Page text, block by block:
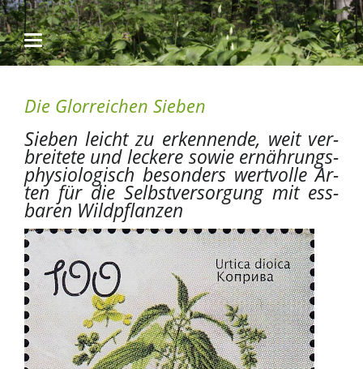
Die Glor­reichen Sie­ben
Sie­ben leicht zu er­ken­nen­de, weit ver­
brei­te­te und lec­kere so­wie er­näh­rungs­
phy­sio­lo­gisch be­son­ders wert­vol­le Ar­
ten für die Selbst­ver­sor­gung mit ess­
ba­ren Wild­pflan­zen